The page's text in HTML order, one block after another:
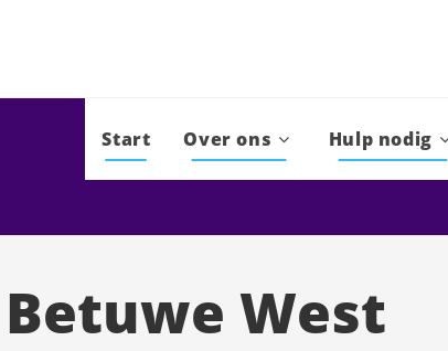
Start Over ons Hulp nodig
West